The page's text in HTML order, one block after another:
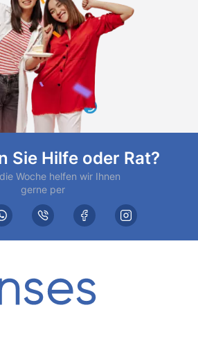
Sie Hilfe oder Rat?
Woche helfen wir Ihnen
gerne per